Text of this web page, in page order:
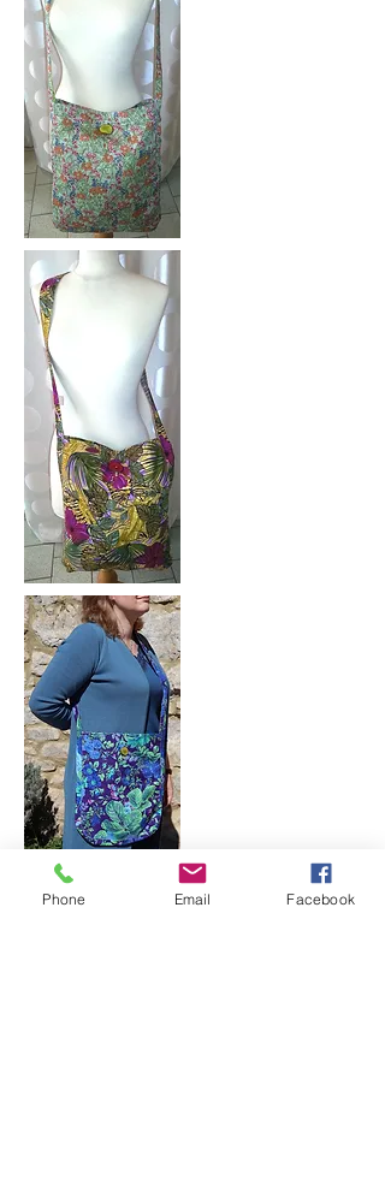
Phone Email Facebook